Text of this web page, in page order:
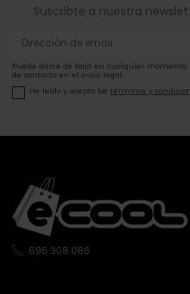
Suscribte a nuestra
Puede darse de baja en cualquier
de contacto en el aviso legal.
He leído y acepto los términos y
696 308 086